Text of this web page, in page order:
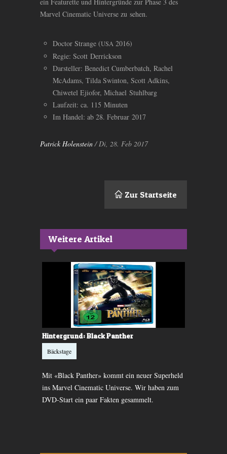
Marvel Cinematic Universe zu sehen.
Doctor Strange (USA 2016)
Regie: Scott Derrickson
Darsteller: Benedict Cumberbatch, Rachel
McAdams, Tilda Swinton, Scott Adkins,
Chiwetel Ejiofor, Michael Stuhlbarg
Laufzeit: ca. 115 Minuten
Im Handel: ab 28. Februar 2017
Patrick Holenstein/ Di, 28. Feb 2017
Zur Startseite
Weitere Artikel
Hintergrund: Black Panther
Bäckstage
Mit «Black Panther» kommt ein neuer Superheld
ins Marvel Cinematic Universe. Wir haben zum
DVD-Start ein paar Fakten gesammelt.